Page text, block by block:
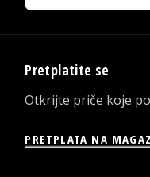
Pretplatite se
Otkrijte priče koje
PRETPLATA NA